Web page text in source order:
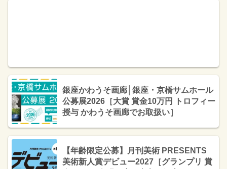
銀座かわうそ画廊│銀座・京橋サムホール
公募展2026［大賞 賞金10万円 トロフィー
授与 かわうそ画廊でお取扱い］
【年齢限定公募】月刊美術 PRESENTS
美術新人賞デビュー2027［グランプリ 賞